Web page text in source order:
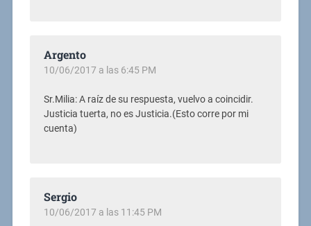
Argento
10/06/2017 a las 6:45 PM
Sr.Milia: A raíz de su respuesta, vuelvo a coincidir.
Justicia tuerta, no es Justicia.(Esto corre por mi
cuenta)
Sergio
10/06/2017 a las 11:45 PM